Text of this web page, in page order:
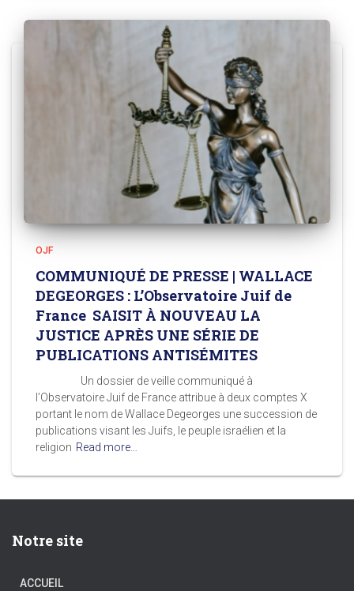
OJF
COMMUNIQUÉ DE PRESSE | WALLACE
DEGEORGES : L’Observatoire Juif de
France SAISIT À NOUVEAU LA
JUSTICE APRÈS UNE SÉRIE DE
PUBLICATIONS ANTISÉMITES
Un dossier de veille communiqué à
l’Observatoire Juif de France attribue à deux comptes X
portant le nom de Wallace Degeorges une succession de
publications visant les Juifs, le peuple israélien et la
religion Read more…
Notre site
ACCUEIL